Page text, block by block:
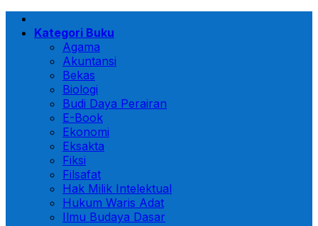
Skip
Kategori Buku
Agama
Akuntansi
Bekas
Biologi
Budi Daya Perairan
E-Book
Ekonomi
Eksakta
Fiksi
Filsafat
Hak Milik Intelektual
Hukum Waris Adat
Ilmu Budaya Dasar